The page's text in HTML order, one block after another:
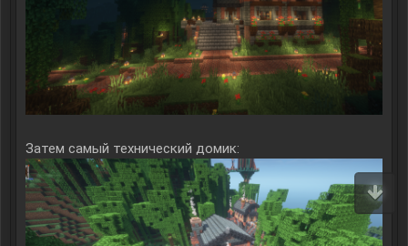
Затем самый технический домик: